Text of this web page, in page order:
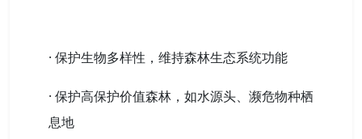
· 保护生物多样性，维持森林生态系统功能
· 保护高保护价值森林，如水源头、濒危物种栖
息地